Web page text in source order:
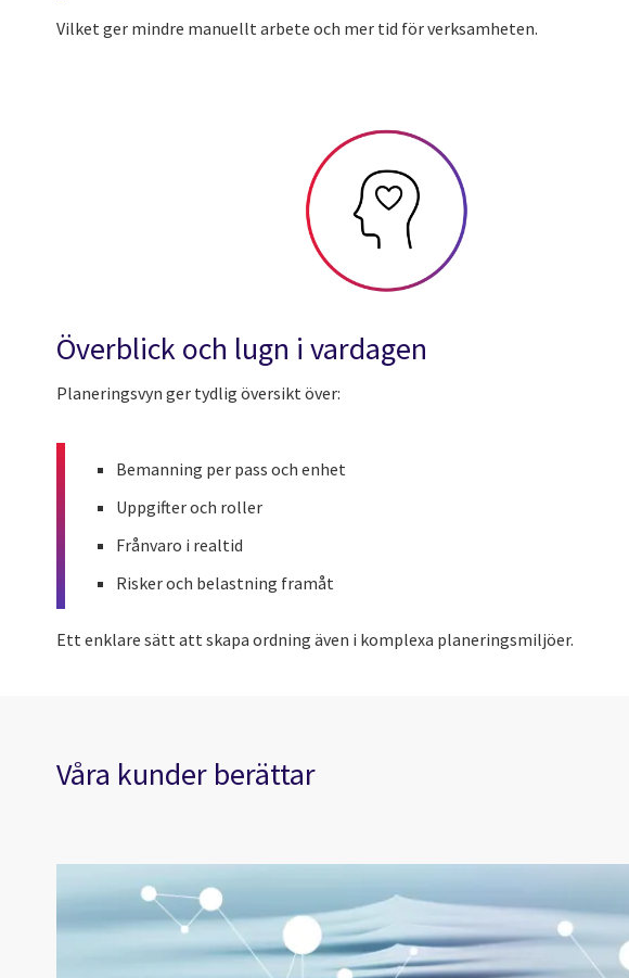
Vilket ger mindre manuellt arbete och mer tid för verksamheten.
Överblick och lugn i vardagen
Planeringsvyn ger tydlig översikt över:
Bemanning per pass och enhet
Uppgifter och roller
Frånvaro i realtid
Risker och belastning framåt
Ett enklare sätt att skapa ordning även i komplexa planeringsmiljöer.
Våra kunder berättar